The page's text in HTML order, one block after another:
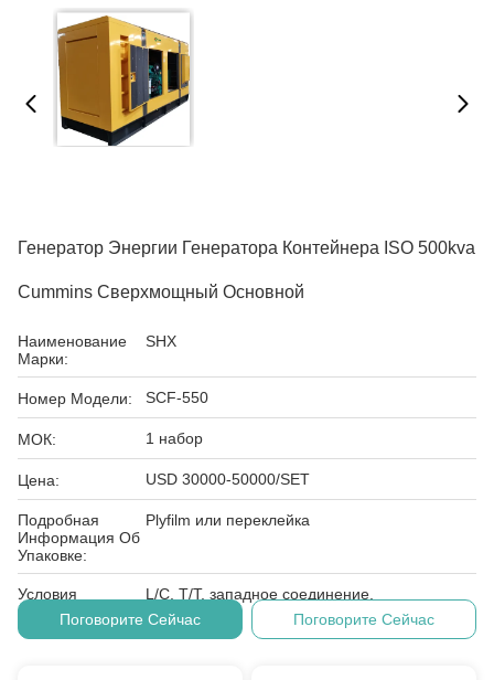
Генератор Энергии Генератора Контейнера ISO 500kva
Cummins Сверхмощный Основной
Наименование
Марки:
SHX
Номер Модели: SCF-550
МОК: 1 набор
Цена: USD 30000-50000/SET
Подробная
Информация Об
Упаковке:
Plyfilm или переклейка
Условия
Оплаты:
L/C, T/T, западное соединение,
Поговорите Сейчас
Поговорите Сейчас